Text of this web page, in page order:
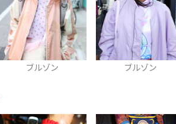
ブルゾン ハイウエストふぇいく
デニムパンツ